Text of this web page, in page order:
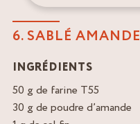
6. SABLÉ AMANDE
INGRÉDIENTS
50 g de farine T55
30 g de poudre d’amande